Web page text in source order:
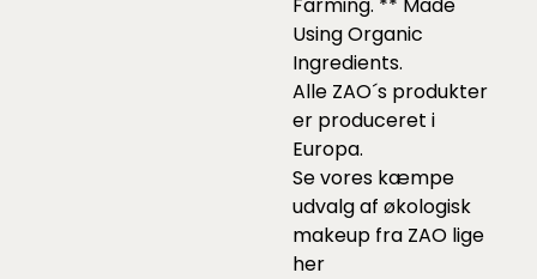
Using Organic
Ingredients.
Alle ZAO´s produkter
er produceret i
Europa.
Se vores kæmpe
udvalg af økologisk
makeup fra ZAO lige
her